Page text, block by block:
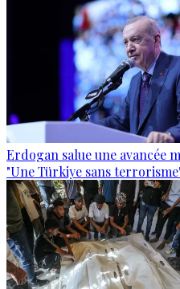
Erdogan salue une avancée
"Une Türkiye sans